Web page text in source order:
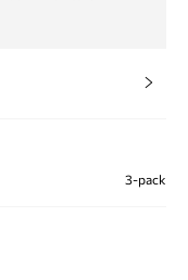
3-pack